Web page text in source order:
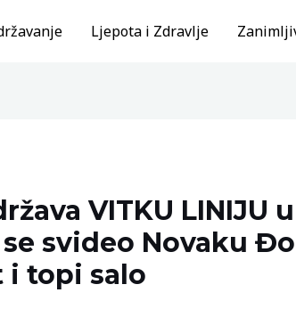
Ljepota i Zdravlje
VITKU LINIJU
svideo Novaku
i topi salo